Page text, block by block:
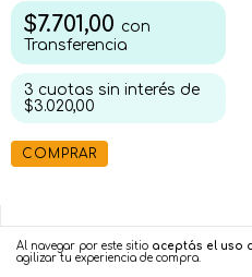
Al navegar por este sitio aceptás el uso
agilizar tu experiencia de compra.
$7.701,00 con
Transferencia
3 cuotas sin interés de
$3.020,00
COMPRAR